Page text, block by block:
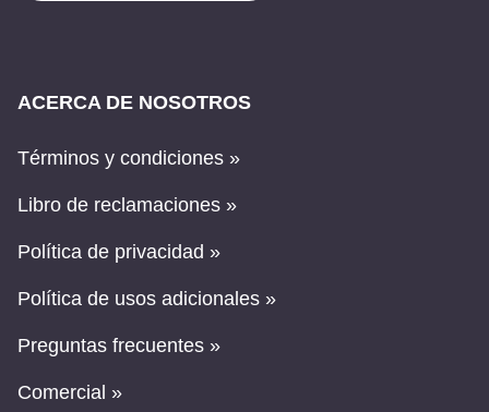
ACERCA DE NOSOTROS
Términos y condiciones »
Libro de reclamaciones »
Política de privacidad »
Política de usos adicionales »
Preguntas frecuentes »
Comercial »